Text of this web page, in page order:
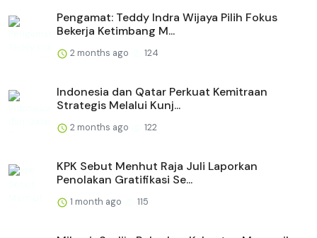
Pengamat: Teddy Indra Wijaya Pilih Fokus
Bekerja Ketimbang M...
2 months ago 124
Indonesia dan Qatar Perkuat Kemitraan
Strategis Melalui Kunj...
2 months ago 122
KPK Sebut Menhut Raja Juli Laporkan
Penolakan Gratifikasi Se...
1 month ago 115